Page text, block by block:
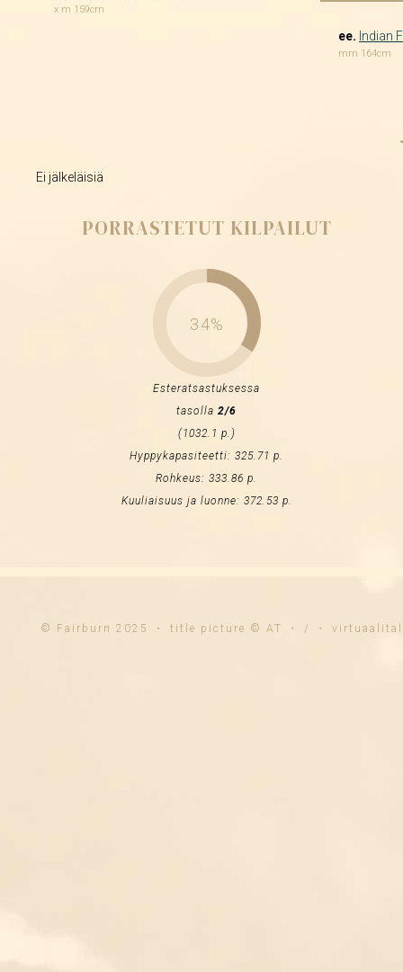
x m 159cm
ee. Indian
mrn 164cm
Ei jälkeläisiä
PORRASTETUT KILPAILUT
34%
Esteratsastuksessa
tasolla2/6
(1032.1 p.)
Hyppykapasiteetti: 325.71 p.
Rohkeus: 333.86 p.
Kuuliaisuus ja luonne: 372.53 p.
© Fairburn 2025 ・ title picture © AT ・ / ・